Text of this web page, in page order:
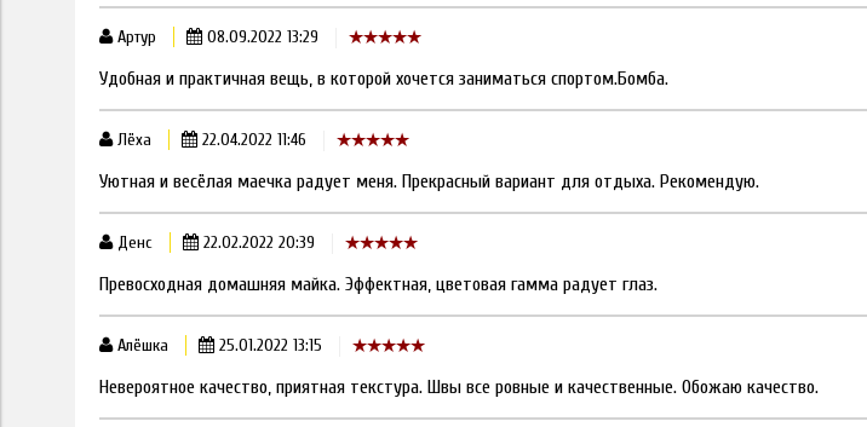
Артур 08.09.2022 13:29
Удобная и практичная вещь, в которой хочется заниматься спортом.Бомба.
Лёха 22.04.2022 11:46
Уютная и весёлая маечка радует меня. Прекрасный вариант для отдыха. Рекомендую.
Денс 22.02.2022 20:39
Превосходная домашняя майка. Эффектная, цветовая гамма радует глаз.
Алёшка 25.01.2022 13:15
Невероятное качество, приятная текстура. Швы все ровные и качественные. Обожаю качество.